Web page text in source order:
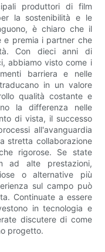
produttori di film
la sostenibilità e le
è chiaro che il
e premia i partner che
Con dieci anni di
abbiamo visto come i
barriera e nelle
in un valore
qualità costante e
la differenza nelle
di vista, il successo
all'avanguardia
stretta collaborazione
rigorose. Se state
ad alte prestazioni,
o alternative più
sul campo può
Continuate a essere
in tecnologia e
discutere di come
progetto.